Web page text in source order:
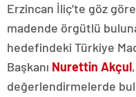
Erzincan İliç’te göz
madende örgütlü
hedefindeki Türkiye
Başkanı Nurettin Akçul
değerlendirmelerde